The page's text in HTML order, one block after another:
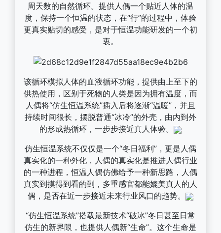
周天数的自然循环。提供人偶一个贴近人体的温
度，保持一个恒温的状态，在“行”的过程中，体验
更真实贴切的感受，是对于恒温功能研发的一个初
衷。
该循环模拟人体的血液循环功能，提供由上至下的
供热使用，区别于死物的人类是因为拥有温度，而
人偶将“仿生恒温系统”插入后将逐渐“温暖”，并且
持续时间很长，摆脱普通“冰冷”的外壳，由内到外
的形成热循环，一步步接近真人体验。
仿生恒温系统不仅仅是一个“冬日福利”，更是人偶
真实化的一种外化，人偶的真实化是推进人偶行业
的一种进程，恒温人偶仿佛给予一种新思路，人偶
真实到摸得到看的到，多重感官都能媲美真人的人
偶，是否在近一步接近未来行业风口的趋势。
“仿生恒温系统”搭载最新技术“破冰”冬日甚至日常
仿生的新界限，也提供人偶新“生命”。这个生命是